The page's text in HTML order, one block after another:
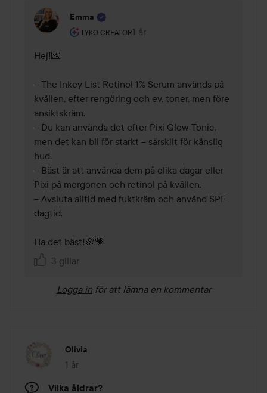
Emma
LYKO CREATOR
Användarens roll: Lyko Creator.
1 år
Kommentaren lades 1 år
Hej!💌
– The Inkey List Retinol 1% Serum används på
kvällen, efter rengöring och ev. toner, men före
ansiktskräm.
– Du kan använda det efter Pixi Glow Tonic,
men det kan bli för starkt – särskilt för känslig
hud.
– Bäst är att använda dem på olika dagar eller
Pixi på morgonen och retinol på kvällen.
– Avsluta alltid med fuktkräm och använd SPF
dagtid.
Ha det bäst!🌸💗
3 gillar
Logga in för att lämna en kommentar
Olivia
1 år
Inlägget skapades 1 år
Vilka åldrar?